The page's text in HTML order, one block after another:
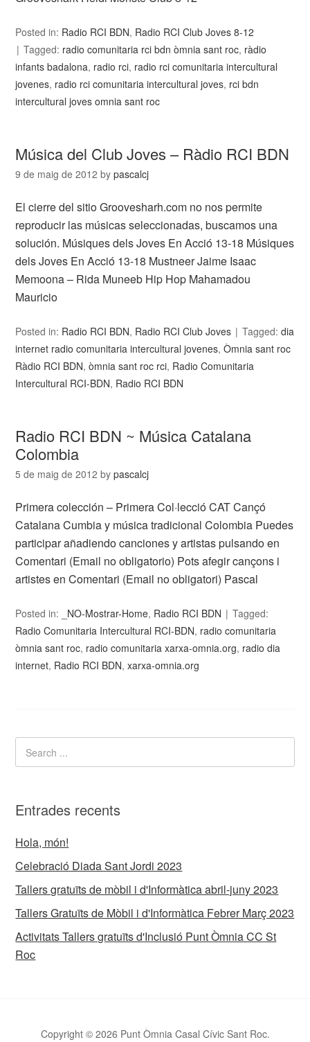
Posted in: Radio RCI BDN, Radio RCI Club Joves 8-12
Tagged: radio comunitaria rci bdn òmnia sant roc, ràdio
infants badalona, radio rci, radio rci comunitaria intercultural
jovenes, radio rci comunitaria intercultural joves, rci bdn
intercultural joves omnia sant roc
Música del Club Joves – Ràdio RCI BDN
9 de maig de 2012 bypascalcj
El cierre del sitio Groovesharh.com no nos permite
reproducir las músicas seleccionadas, buscamos una
solución. Músiques dels Joves En Acció 13-18 Músiques
dels Joves En Acció 13-18 Mustneer Jaime Isaac
Memoona – Rida Muneeb Hip Hop Mahamadou
Mauricio
Posted in: Radio RCI BDN, Radio RCI Club Joves Tagged:dia
internet radio comunitaria intercultural jovenes,Òmnia sant roc
Ràdio RCI BDN,òmnia sant roc rci, Radio Comunitaria
Intercultural RCI-BDN, Radio RCI BDN
Radio RCI BDN ~ Música Catalana
Colombia
5 de maig de 2012 bypascalcj
Primera colección – Primera Col·lecció CAT Cançó
Catalana Cumbia y música tradicional Colombia Puedes
participar añadiendo canciones y artistas pulsando en
Comentari (Email no obligatorio) Pots afegir cançons i
artistes en Comentari (Email no obligatori) Pascal
Posted in: _NO-Mostrar-Home, Radio RCI BDN
Tagged:
Radio Comunitaria Intercultural RCI-BDN, radio comunitaria
òmnia sant roc, radio comunitaria xarxa-omnia.org, radio dia
internet, Radio RCI BDN,xarxa-omnia.org
Entrades recents
Hola, món!
Celebració Diada Sant Jordi 2023
Tallers gratuïts de mòbil i d'Informàtica abril-juny 2023
Tallers Gratuïts de Mòbil i d'Informàtica Febrer Març 2023
Activitats Tallers gratuïts d'Inclusió Punt Òmnia CC St
Roc
Copyright © 2026 Punt Òmnia Casal Cívic Sant Roc.